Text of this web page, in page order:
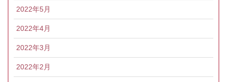
2022年5月
2022年4月
2022年3月
2022年2月